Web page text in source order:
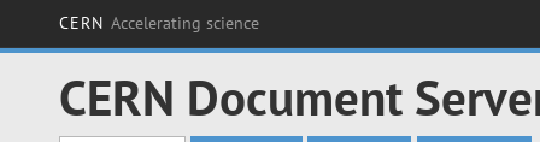
CERN Accelerating science
CERN Document